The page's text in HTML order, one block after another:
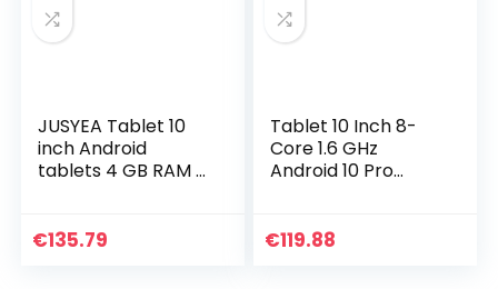
JUSYEA Tablet 10
inch Android
tablets 4 GB RAM +
mAh accu, 5 MP + 8
€135.79
Tablet 10 Inch 8-
Core 1.6 GHz
Android 10 Pro
Ultrasnelle
€119.88